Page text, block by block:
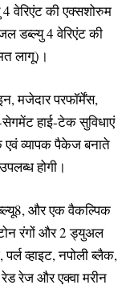
वेरिएंट की एक्सशोरुम
डब्ल्यु 4 वेरिएंट की
लागू)।
मजेदार परफाॅर्मेंस,
सेगमेंट हाई-टेक सुविधाएं
व्यापक पैकेज बनाते
होगी।
और एक वैकल्पिक
रंगों और 2 ड्युअल
व्हाइट, नपोली ब्लैक,
रेज और एक्वा मरीन